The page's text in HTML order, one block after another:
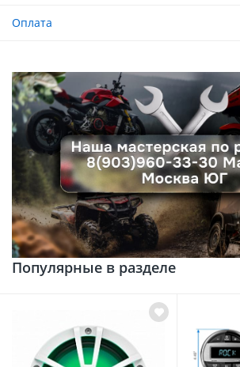
Оплата
Популярные в разделе